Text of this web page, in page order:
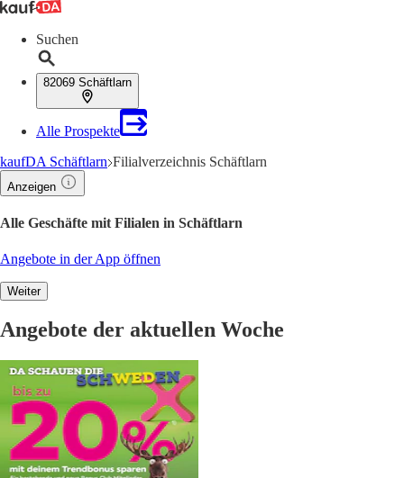
Suchen
82069 Schäftlarn
Alle Prospekte
kaufDA Schäftlarn Filialverzeichnis Schäftlarn
Anzeigen
Alle Geschäfte mit Filialen in Schäftlarn
Angebote in der App öffnen
Weiter
Angebote der aktuellen Woche